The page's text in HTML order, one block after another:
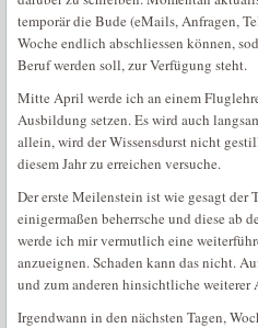
temporär die Bude (eMails, Anfragen,
Woche endlich abschliessen können,
Beruf werden soll, zur Verfügung steht.
Mitte April werde ich an einem
Ausbildung setzen. Es wird auch
allein, wird der Wissensdurst nicht
diesem Jahr zu erreichen versuche.
Der erste Meilenstein ist wie gesagt
einigermaßen beherrsche und diese ab
werde ich mir vermutlich eine
anzueignen. Schaden kann das nicht.
und zum anderen hinsichtliche
Irgendwann in den nächsten Tagen,